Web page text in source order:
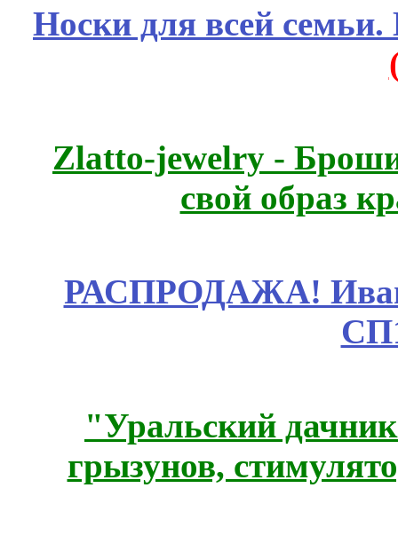
Носки для всей
Zlatto-jewelry -
свой образ
РАСПРОДАЖА!
"Уральский
грызунов,